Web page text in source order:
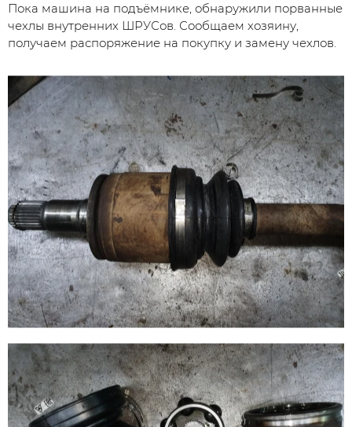
Пока машина на подъёмнике, обнаружили порванные
чехлы внутренних ШРУСов. Сообщаем хозяину,
получаем распоряжение на покупку и замену чехлов.